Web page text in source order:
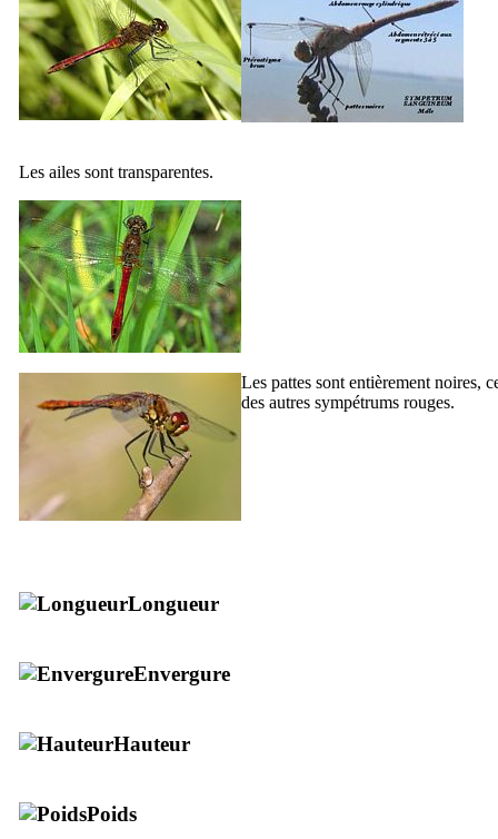
Les ailes sont transparentes.
Les pattes sont entièrement noires,
des autres sympétrums rouges.
Longueur
Envergure
Hauteur
Poids